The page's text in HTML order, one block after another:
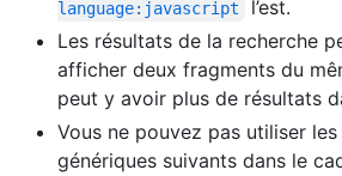
language:javascript
l’est.
Les résultats de la recherche
afficher deux fragments du
peut y avoir plus de résultats
Vous ne pouvez pas utiliser
génériques suivants dans le